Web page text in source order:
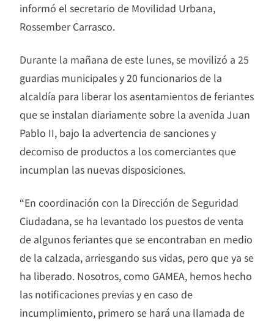
informó el secretario de Movilidad Urbana,
Rossember Carrasco.
Durante la mañana de este lunes, se movilizó a 25
guardias municipales y 20 funcionarios de la
alcaldía para liberar los asentamientos de feriantes
que se instalan diariamente sobre la avenida Juan
Pablo II, bajo la advertencia de sanciones y
decomiso de productos a los comerciantes que
incumplan las nuevas disposiciones.
“En coordinación con la Dirección de Seguridad
Ciudadana, se ha levantado los puestos de venta
de algunos feriantes que se encontraban en medio
de la calzada, arriesgando sus vidas, pero que ya se
ha liberado. Nosotros, como GAMEA, hemos hecho
las notificaciones previas y en caso de
incumplimiento, primero se hará una llamada de